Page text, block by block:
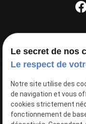
Siret
Le secret de nos
Le respect de
Notre site utilise des
de navigation et vous
cookies strictement
fonctionnement de